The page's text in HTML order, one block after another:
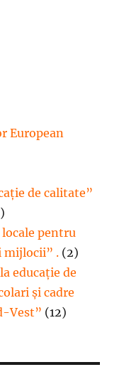
European
de calitate”
pentru
mijlocii” . (2)
educație de
și cadre
Vest” (12)